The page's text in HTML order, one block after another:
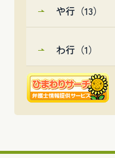
や行（13）
わ行（1）